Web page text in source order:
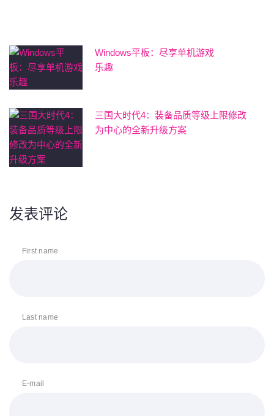
Windows平板：尽享单机游戏
乐趣
三国大时代4：装备品质等级上限修改
为中心的全新升级方案
发表评论
First name
Last name
E-mail